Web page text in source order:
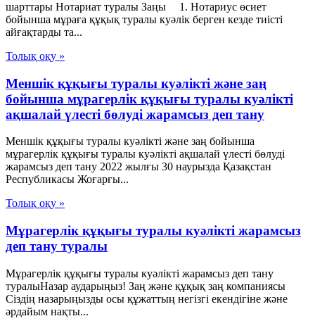
шарттары Нотариат туралы Заңы 1. Нотариус өсиет
бойынша мұраға құқық туралы куәлiк берген кезде тиiстi
айғақтарды та...
Толық оқу »
Меншік құқығы туралы куәлікті және заң
бойынша мұрагерлік құқығы туралы куәлікті
ақшалай үлесті бөлуді жарамсыз деп тану
Меншік құқығы туралы куәлікті және заң бойынша
мұрагерлік құқығы туралы куәлікті ақшалай үлесті бөлуді
жарамсыз деп тану 2022 жылғы 30 наурызда Қазақстан
Республикасы Жоғарғы...
Толық оқу »
Мұрагерлік құқығы туралы куәлікті жарамсыз
деп тану туралы
Мұрагерлік құқығы туралы куәлікті жарамсыз деп тану
туралыНазар аударыңыз! Заң және құқық заң компаниясы
Сіздің назарыңызды осы құжаттың негізгі екендігіне және
әрдайым нақты...